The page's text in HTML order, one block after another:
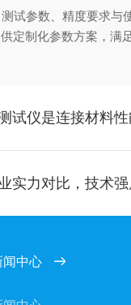
参数、精度要求与
定制化参数方案，满
试仪是连接材料
实力对比，技术
闻中心